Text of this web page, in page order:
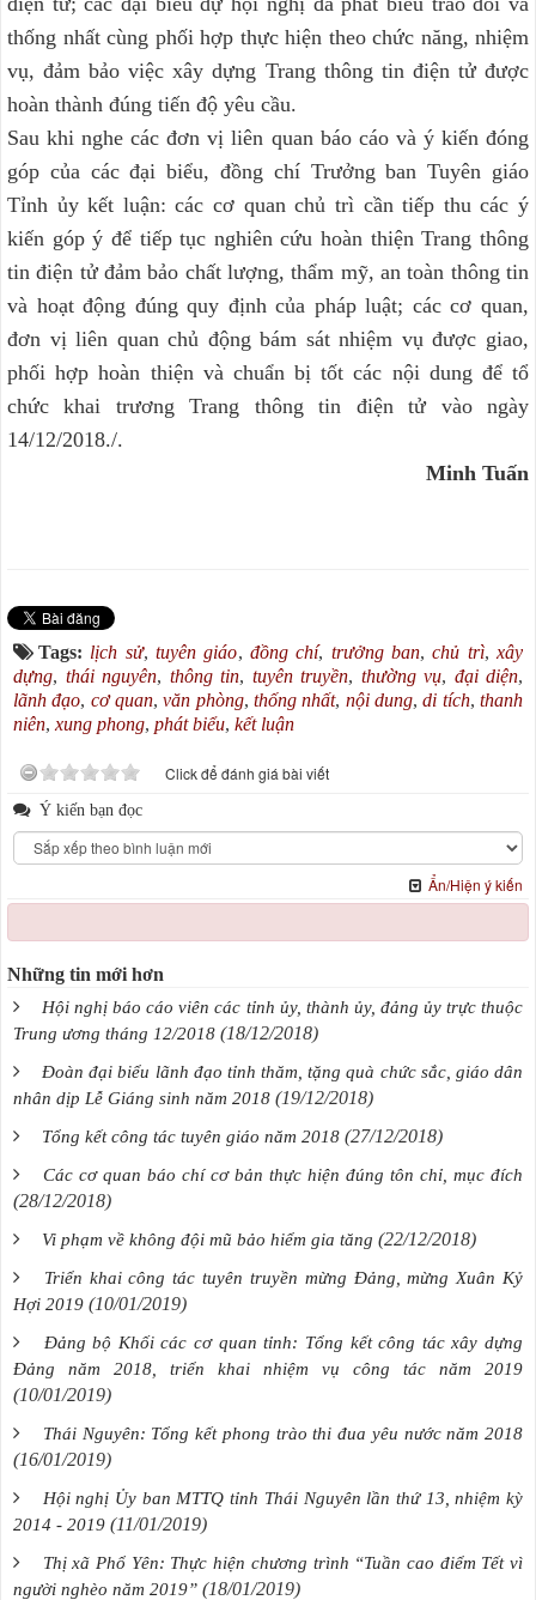
thống nhất cùng phối hợp thực hiện theo chức năng, nhiệm
vụ, đảm bảo việc xây dựng Trang thông tin điện tử được
hoàn thành đúng tiến độ yêu cầu.
Sau khi nghe các đơn vị liên quan báo cáo và ý kiến đóng
góp của các đại biểu, đồng chí Trưởng ban Tuyên giáo
Tỉnh ủy kết luận: các cơ quan chủ trì cần tiếp thu các ý
kiến góp ý để tiếp tục nghiên cứu hoàn thiện Trang thông
tin điện tử đảm bảo chất lượng, thẩm mỹ, an toàn thông tin
và hoạt động đúng quy định của pháp luật; các cơ quan,
đơn vị liên quan chủ động bám sát nhiệm vụ được giao,
phối hợp hoàn thiện và chuẩn bị tốt các nội dung để tổ
chức khai trương Trang thông tin điện tử vào ngày
14/12/2018./.
Minh Tuấn
Tags: lịch sử,tuyên giáo, đồng chí, trưởng ban,chủ trì,xây
dựng, thái nguyên, thông tin, tuyên truyền, thường vụ, đại diện,
lãnh đạo, cơ quan,văn phòng,thống nhất, nội dung,di tích,thanh
niên, xung phong, phát biểu, kết luận
Click để đánh giá bài viết
Ý kiến bạn đọc
Ẩn/Hiện ý kiến
Những tin mới hơn
Hội nghị báo cáo viên các tỉnh ủy, thành ủy, đảng ủy trực thuộc
Trung ương tháng 12/2018 (18/12/2018)
Đoàn đại biểu lãnh đạo tỉnh thăm, tặng quà chức sắc, giáo dân
nhân dịp Lễ Giáng sinh năm 2018 (19/12/2018)
Tổng kết công tác tuyên giáo năm 2018 (27/12/2018)
Các cơ quan báo chí cơ bản thực hiện đúng tôn chỉ, mục đích
(28/12/2018)
Vi phạm về không đội mũ bảo hiểm gia tăng (22/12/2018)
Triển khai công tác tuyên truyền mừng Đảng, mừng Xuân Kỷ
Hợi 2019 (10/01/2019)
Đảng bộ Khối các cơ quan tỉnh: Tổng kết công tác xây dựng
Đảng năm 2018, triển khai nhiệm vụ công tác năm 2019
(10/01/2019)
Thái Nguyên: Tổng kết phong trào thi đua yêu nước năm 2018
(16/01/2019)
Hội nghị Ủy ban MTTQ tỉnh Thái Nguyên lần thứ 13, nhiệm kỳ
2014 - 2019 (11/01/2019)
Thị xã Phổ Yên: Thực hiện chương trình “Tuần cao điểm Tết vì
người nghèo năm 2019” (18/01/2019)